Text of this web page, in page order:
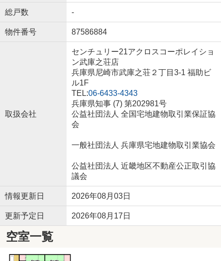
総戸数 -
物件番号 87586884
取扱会社
センチュリー21アクロスコーポレイショ
ン武庫之荘店
兵庫県尼崎市武庫之荘２丁目3-1 福助ビ
ル1F
TEL:06-6433-4343
兵庫県知事 (7) 第202981号
公益社団法人 全国宅地建物取引業保証協
会
一般社団法人 兵庫県宅地建物取引業協会
公益社団法人 近畿地区不動産公正取引協
議会
情報更新日 2026年08月03日
更新予定日 2026年08月17日
空室一覧